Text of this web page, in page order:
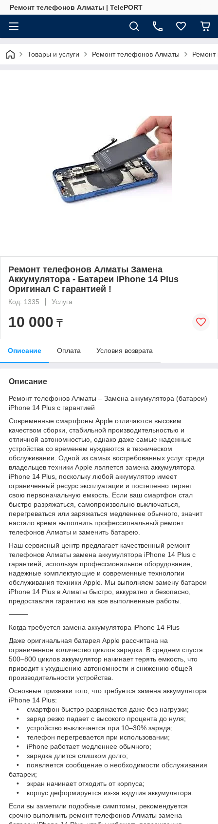
Ремонт телефонов Алматы | TelePORT
Товары и услуги Ремонт телефонов Алматы Ремонт
Ремонт телефонов Алматы Замена
Аккумулятора - Батареи iPhone 14 Plus
Оригинал С гарантией !
Код: 1335 Услуга
10 000 ₸
Описание Оплата Условия возврата
Описание
Ремонт телефонов Алматы – Замена аккумулятора (батареи)
iPhone 14 Plus с гарантией
Современные смартфоны Apple отличаются высоким
качеством сборки, стабильной производительностью и
отличной автономностью, однако даже самые надежные
устройства со временем нуждаются в техническом
обслуживании. Одной из самых востребованных услуг среди
владельцев техники Apple является замена аккумулятора
iPhone 14 Plus, поскольку любой аккумулятор имеет
ограниченный ресурс эксплуатации и постепенно теряет
свою первоначальную емкость. Если ваш смартфон стал
быстро разряжаться, самопроизвольно выключаться,
перегреваться или заряжаться медленнее обычного, значит
настало время выполнить профессиональный ремонт
телефонов Алматы и заменить батарею.
Наш сервисный центр предлагает качественный ремонт
телефонов Алматы замена аккумулятора iPhone 14 Plus с
гарантией, используя профессиональное оборудование,
надежные комплектующие и современные технологии
обслуживания техники Apple. Мы выполняем замену батареи
iPhone 14 Plus в Алматы быстро, аккуратно и безопасно,
предоставляя гарантию на все выполненные работы.
⸻
Когда требуется замена аккумулятора iPhone 14 Plus
Даже оригинальная батарея Apple рассчитана на
ограниченное количество циклов зарядки. В среднем спустя
500–800 циклов аккумулятор начинает терять емкость, что
приводит к ухудшению автономности и снижению общей
производительности устройства.
Основные признаки того, что требуется замена аккумулятора
iPhone 14 Plus:
• смартфон быстро разряжается даже без нагрузки;
• заряд резко падает с высокого процента до нуля;
• устройство выключается при 10–30% заряда;
• телефон перегревается при использовании;
• iPhone работает медленнее обычного;
• зарядка длится слишком долго;
• появляется сообщение о необходимости обслуживания
батареи;
• экран начинает отходить от корпуса;
• корпус деформируется из-за вздутия аккумулятора.
Если вы заметили подобные симптомы, рекомендуется
срочно выполнить ремонт телефонов Алматы замена